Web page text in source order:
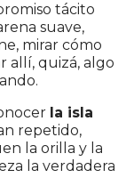
tácito
suave,
mirar cómo
allí, quizá, algo
la isla
repetido,
la orilla y la
la verdadera